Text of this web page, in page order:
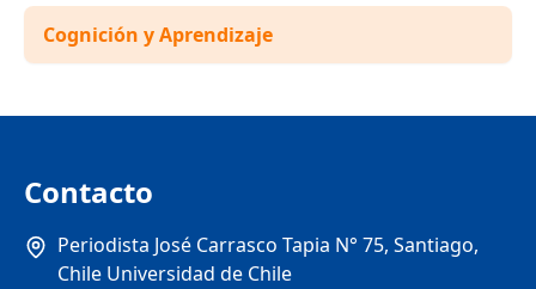
Cognición y Aprendizaje
Contacto
Periodista José Carrasco Tapia N° 75, Santiago,
Chile Universidad de Chile